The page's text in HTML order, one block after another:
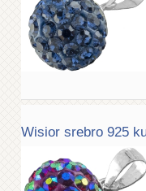
Wisior srebro 925